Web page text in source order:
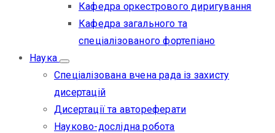
Кафедра оркестрового диригування
Кафедра загального та
спеціалізованого фортепіано
Наука
Спеціалізована вчена рада із захисту
дисертацій
Дисертації та автореферати
Науково-дослідна робота